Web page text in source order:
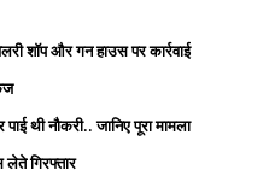
शॉप और गन हाउस पर कार्रवाई
थी नौकरी.. जानिए पूरा मामला
गिरफ्तार